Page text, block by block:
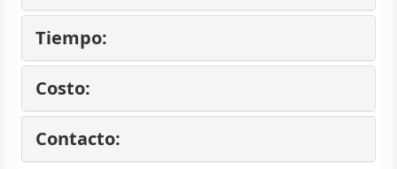
Tiempo:
Costo:
Contacto: